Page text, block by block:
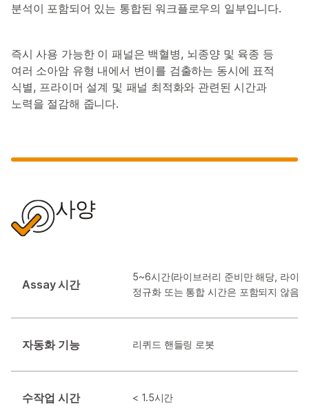
분석이 포함되어 있는 통합된 워크플로우의 일부입니다.
즉시 사용 가능한 이 패널은 백혈병, 뇌종양 및 육종 등
여러 소아암 유형 내에서 변이를 검출하는 동시에 표적
식별, 프라이머 설계 및 패널 최적화와 관련된 시간과
노력을 절감해 줍니다.
사양
Assay 시간
5~6시간(라이브러리 준비만 해당, 라이
정규화 또는 통합 시간은 포함되지 않음)
자동화 기능 리퀴드 핸들링 로봇
수작업 시간 < 1.5시간